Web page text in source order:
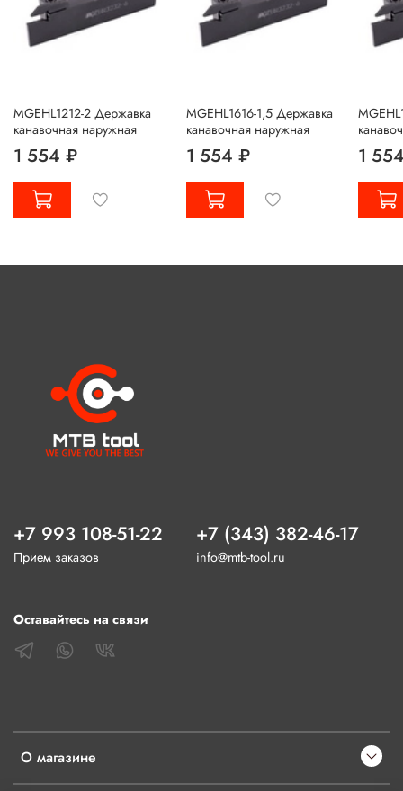
MGEHL1212-2 Державка
канавочная наружная
1 554 ₽
MGEHL1616-1,5 Державка
канавочная наружная
1 554 ₽ 1
О магазине
+7 993 108-51-22
Прием заказов
+7 (343) 382-46-17
info@mtb-tool.ru
Оставайтесь на связи